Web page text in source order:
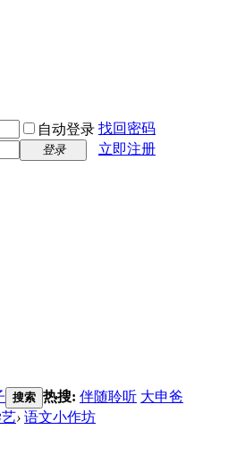
自动登录 找回密码
登录 立即注册
搜索 热搜: 伴随聆听 大申爸
› 语文小作坊